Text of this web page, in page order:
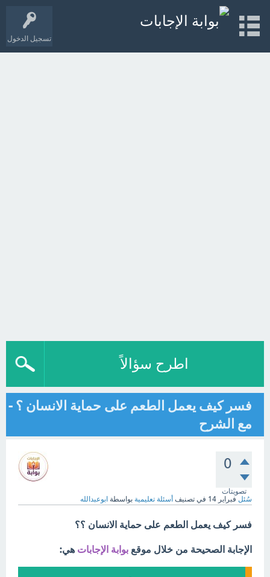
تسجيل الدخول
اطرح سؤالاً
فسر كيف يعمل الطعم على حماية الانسان ؟ -
مع الشرح
0
تصويتات
سُئل فبراير 14 في تصنيف أسئلة تعليمية بواسطة ابوعبدالله
فسر كيف يعمل الطعم على حماية الانسان ؟؟
الإجابة الصحيحة من خلال موقع بوابة الإجابات هي: